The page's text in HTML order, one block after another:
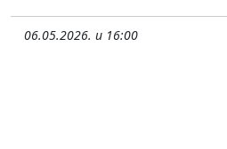
06.05.2026. u 16:00